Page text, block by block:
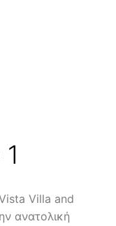
Villa and
ανατολική